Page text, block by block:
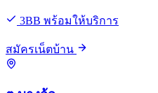
3BB พร้อมให้บริการ
สมัครเน็ตบ้าน